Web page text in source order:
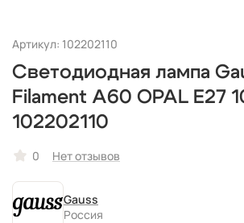
Артикул: 102202110
Светодиодная лампа
Filament A60 OPAL E27
102202110
0 Нет отзывов
Gauss
Россия